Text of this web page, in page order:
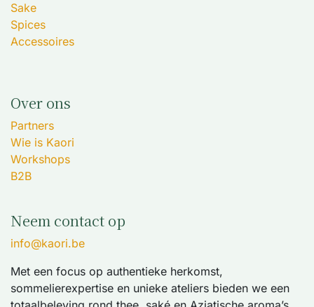
Sake
Spices
Accessoires
Over ons
Partners
Wie is Kaori
Workshops
B2B
Neem contact op
info@kaori.be
Met een focus op authentieke herkomst,
sommelierexpertise en unieke ateliers bieden we een